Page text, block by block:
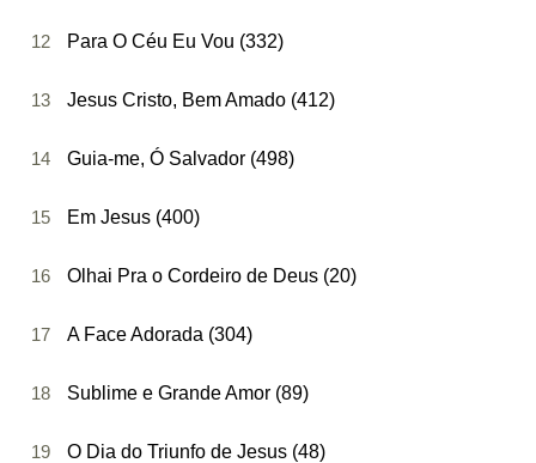
12 Para O Céu Eu Vou (332)
13 Jesus Cristo, Bem Amado (412)
14 Guia-me, Ó Salvador (498)
15 Em Jesus (400)
16 Olhai Pra o Cordeiro de Deus (20)
17 A Face Adorada (304)
18 Sublime e Grande Amor (89)
19 O Dia do Triunfo de Jesus (48)